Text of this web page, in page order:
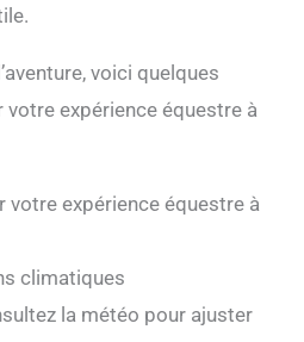
voici quelques
expérience équestre à
expérience équestre à
climatiques
la météo pour ajuster